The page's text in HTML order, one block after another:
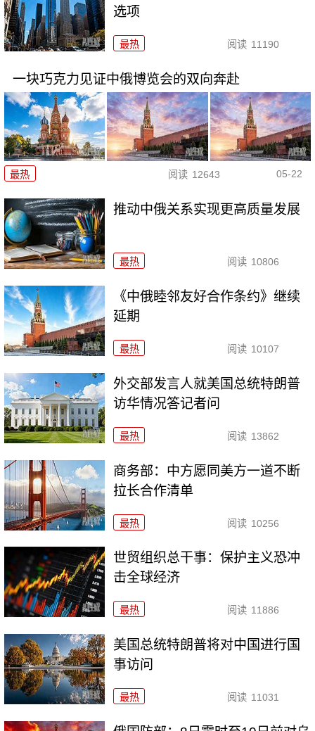
选项
最热 阅读 11190
一块巧克力见证中俄博览会的双向奔赴
最热 阅读 12643 05-22
推动中俄关系实现更高质量发展
最热 阅读 10806
《中俄睦邻友好合作条约》继续
延期
最热 阅读 10107
外交部发言人就美国总统特朗普
访华情况答记者问
最热 阅读 13862
商务部：中方愿同美方一道不断
拉长合作清单
最热 阅读 10256
世贸组织总干事：保护主义恐冲
击全球经济
最热 阅读 11886
美国总统特朗普将对中国进行国
事访问
最热 阅读 11031